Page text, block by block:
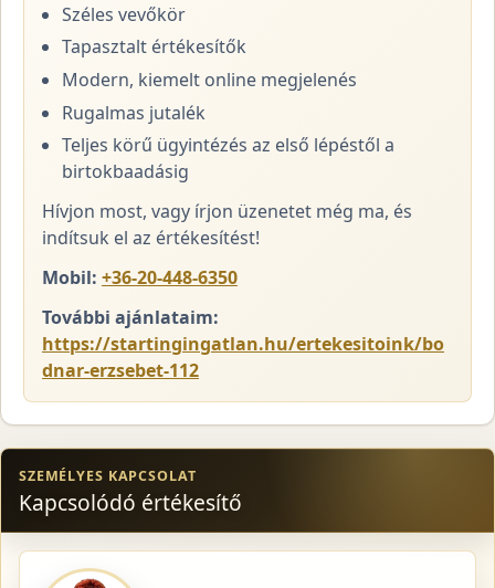
Széles vevőkör
Tapasztalt értékesítők
Modern, kiemelt online megjelenés
Rugalmas jutalék
Teljes körű ügyintézés az első lépéstől a
birtokbaadásig
Hívjon most, vagy írjon üzenetet még ma, és
indítsuk el az értékesítést!
Mobil: +36-20-448-6350
További ajánlataim:
https://startingingatlan.hu/ertekesitoink/bo
dnar-erzsebet-112
SZEMÉLYES KAPCSOLAT
Kapcsolódó értékesítő